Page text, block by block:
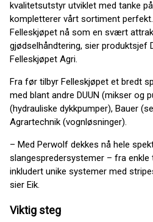
kvalitetsutstyr utviklet med tanke
kompletterer vårt sortiment
Felleskjøpet nå som en svært
gjødselhåndtering, sier produktsjef
Felleskjøpet Agri.
Fra før tilbyr Felleskjøpet et bredt
med blant andre DUUN (mikser og
(hydrauliske dykkpumper), Bauer
Agrartechnik (vognløsninger).
– Med Perwolf dekkes nå hele
slangespredersystemer – fra enkle
inkludert unike systemer med
sier Eik.
Viktig steg